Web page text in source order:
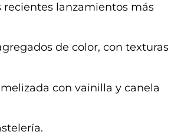
recientes lanzamientos más
de color, con texturas
con vainilla y canela